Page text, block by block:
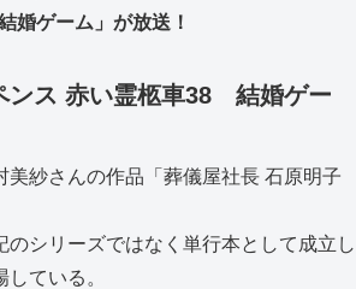
婚ゲーム」が放送！
ンス 赤い霊柩車38 結婚ゲー
美紗さんの作品「葬儀屋社長 石原明子
のシリーズではなく単行本として成立し
ている。